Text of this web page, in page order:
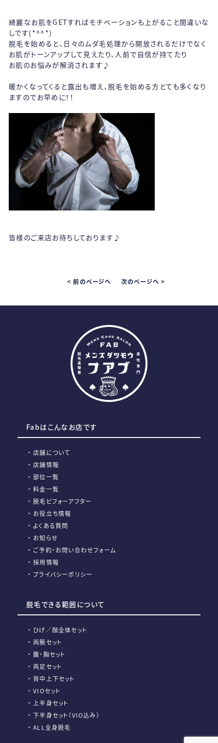
綺麗なお肌をGETすればモチベーションも上がること間違いな
しです(*^^*)
脱毛を始めると、日々のムダ毛処理から開放されるだけでなく
お肌がトーンアップして見えたり、人前で自信が持てたり
お肌のお悩みが解消されます♪
暖かくなってくると露出も増え、脱毛を始める方とても多くなり
ますのでお早めに！！
皆様のご来店お待ちしております♪
< 前のページへ 次のページへ >
Fabはこんなお店です
店舗について
店舗情報
部位一覧
料金一覧
脱毛ビフォーアフター
お役立ち情報
よくある質問
お知らせ
ご予約・お問い合わせフォーム
採用情報
プライバシーポリシー
脱毛できる範囲について
ひげ／顔全体セット
両腕セット
腹・胸セット
両足セット
背中上下セット
VIOセット
上半身セット
下半身セット（VIO込み）
ALL全身脱毛